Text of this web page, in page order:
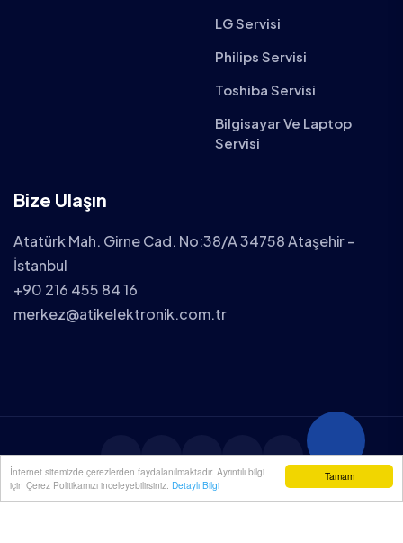
Tamam
İnternet sitemizde çerezlerden faydalanılmaktadır. Ayrıntılı bilgi
için Çerez Politikamızı inceleyebilirsiniz. Detaylı Bilgi
LG Servisi
Philips Servisi
Toshiba Servisi
Bilgisayar Ve Laptop
Servisi
Bize Ulaşın
Atatürk Mah. Girne Cad. No:38/A 34758 Ataşehir -
İstanbul
+90 216 455 84 16
merkez@atikelektronik.com.tr
2025 ATİK ELEKTRONİK TÜM HAKLARI SAKLIDIR.